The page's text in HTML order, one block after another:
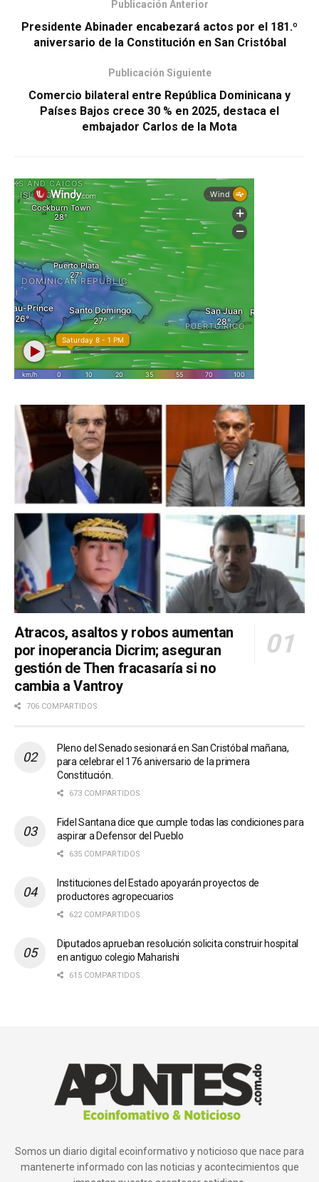
Publicación Anterior
Presidente Abinader encabezará actos por el 181.º
aniversario de la Constitución en San Cristóbal
Publicación Siguiente
Comercio bilateral entre República Dominicana y
Países Bajos crece 30 % en 2025, destaca el
embajador Carlos de la Mota
Atracos, asaltos y robos aumentan
por inoperancia Dicrim; aseguran
gestión de Then fracasaría si no
cambia a Vantroy
706 COMPARTIDOS
Pleno del Senado sesionará en San Cristóbal mañana,
para celebrar el 176 aniversario de la primera
Constitución.
673 COMPARTIDOS
Fidel Santana dice que cumple todas las condiciones para
aspirar a Defensor del Pueblo
635 COMPARTIDOS
Instituciones del Estado apoyarán proyectos de
productores agropecuarios
622 COMPARTIDOS
Diputados aprueban resolución solicita construir hospital
en antiguo colegio Maharishi
615 COMPARTIDOS
Somos un diario digital ecoinformativo y noticioso que nace para
mantenerte informado con las noticias y acontecimientos que